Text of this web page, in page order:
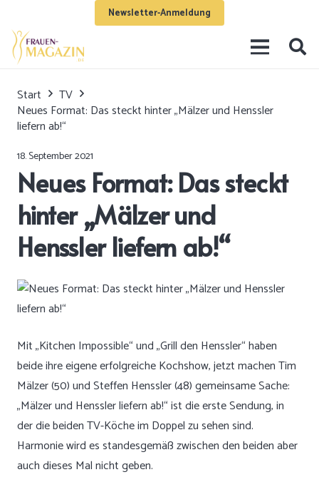
Newsletter-Anmeldung
Start
TV
Neues Format: Das steckt hinter „Mälzer und Henssler
liefern ab!“
18. September 2021
Neues Format: Das steckt
hinter „Mälzer und
Henssler liefern ab!“
Mit „Kitchen Impossible“ und „Grill den Henssler“ haben
beide ihre eigene erfolgreiche Kochshow, jetzt machen Tim
Mälzer (50) und Steffen Henssler (48) gemeinsame Sache:
„Mälzer und Henssler liefern ab!“ ist die erste Sendung, in
der die beiden TV-Köche im Doppel zu sehen sind.
Harmonie wird es standesgemäß zwischen den beiden aber
auch dieses Mal nicht geben.